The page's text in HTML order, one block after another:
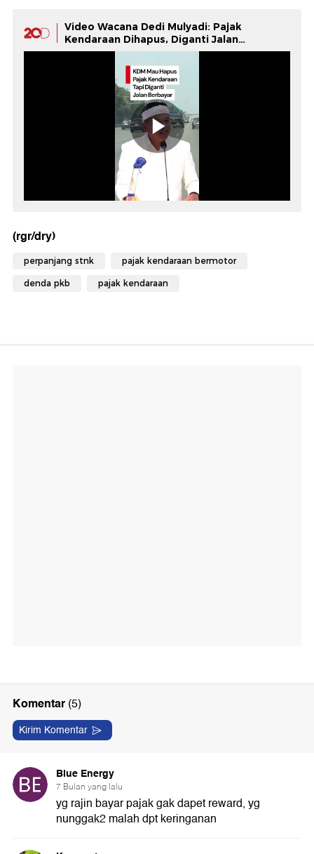
Video Wacana Dedi Mulyadi: Pajak
Kendaraan Dihapus, Diganti Jalan
Berbayar!
(rgr/dry)
perpanjang stnk pajak kendaraan bermotor
denda pkb pajak kendaraan